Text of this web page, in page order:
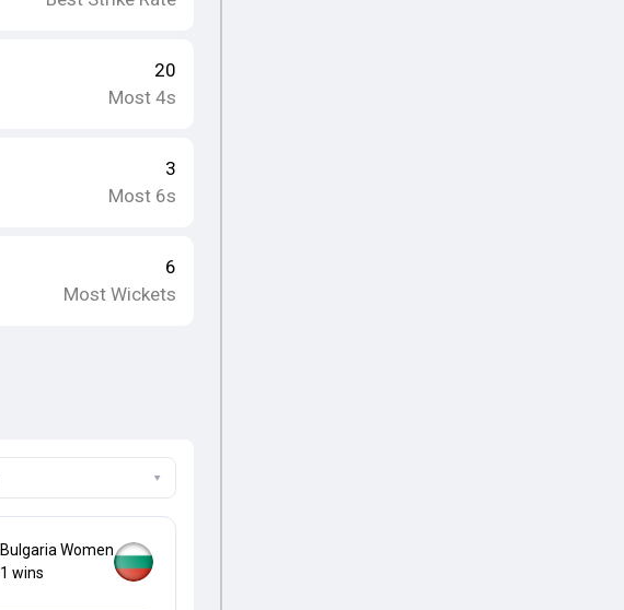
20
Most 4s
3
Most 6s
6
Most Wickets
▾
Bulgaria Women
1 wins